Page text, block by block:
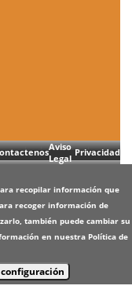
Aviso
Legal
Privacidad
recopilar información que
recoger información de
también puede cambiar su
en nuestra Política de